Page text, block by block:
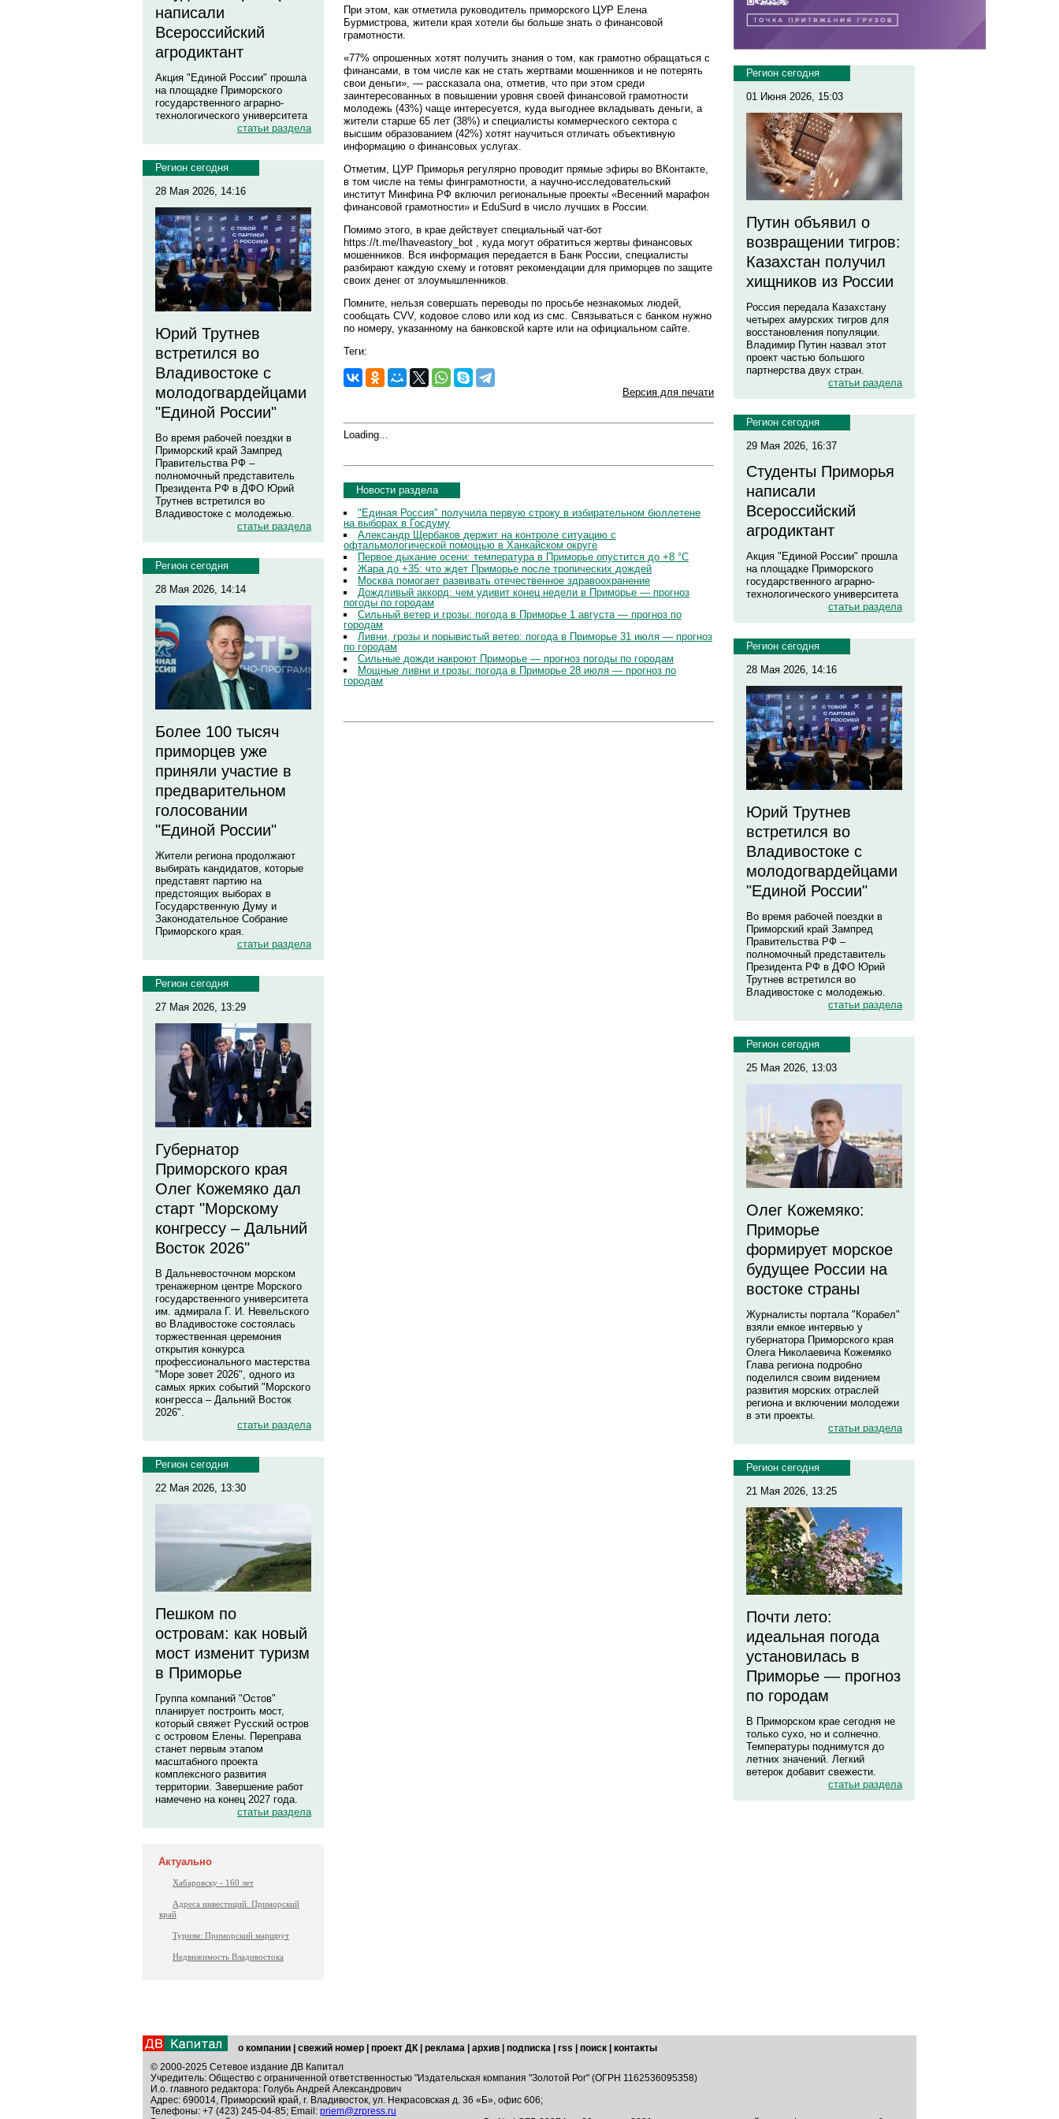
написали
Всероссийский
агродиктант
Акция "Единой России" прошла
на площадке Приморского
государственного аграрно-
технологического университета
статьи раздела
Регион сегодня
28 Мая 2026, 14:16
Юрий Трутнев
встретился во
Владивостоке с
молодогвардейцами
"Единой России"
Во время рабочей поездки в
Приморский край Зампред
Правительства РФ –
полномочный представитель
Президента РФ в ДФО Юрий
Трутнев встретился во
Владивостоке с молодежью.
статьи раздела
Регион сегодня
28 Мая 2026, 14:14
Более 100 тысяч
приморцев уже
приняли участие в
предварительном
голосовании
"Единой России"
Жители региона продолжают
выбирать кандидатов, которые
представят партию на
предстоящих выборах в
Государственную Думу и
Законодательное Собрание
Приморского края.
статьи раздела
Регион сегодня
27 Мая 2026, 13:29
Губернатор
Приморского края
Олег Кожемяко дал
старт "Морскому
конгрессу – Дальний
Восток 2026"
В Дальневосточном морском
тренажерном центре Морского
государственного университета
им. адмирала Г. И. Невельского
во Владивостоке состоялась
торжественная церемония
открытия конкурса
профессионального мастерства
"Море зовет 2026", одного из
самых ярких событий "Морского
конгресса – Дальний Восток
2026".
статьи раздела
Регион сегодня
22 Мая 2026, 13:30
Пешком по
островам: как новый
мост изменит туризм
в Приморье
Группа компаний "Остов"
планирует построить мост,
который свяжет Русский остров
с островом Елены. Переправа
станет первым этапом
масштабного проекта
комплексного развития
территории. Завершение работ
намечено на конец 2027 года.
статьи раздела
Актуально
Хабаровску - 160 лет
Адреса инвестиций. Приморский
край
Туризм: Приморский маршрут
Недвижимость Владивостока
При этом, как отметила руководитель приморского ЦУР Елена
Бурмистрова, жители края хотели бы больше знать о финансовой
грамотности.
«77% опрошенных хотят получить знания о том, как грамотно обращаться с
финансами, в том числе как не стать жертвами мошенников и не потерять
свои деньги», — рассказала она, отметив, что при этом среди
заинтересованных в повышении уровня своей финансовой грамотности
молодежь (43%) чаще интересуется, куда выгоднее вкладывать деньги, а
жители старше 65 лет (38%) и специалисты коммерческого сектора с
высшим образованием (42%) хотят научиться отличать объективную
информацию о финансовых услугах.
Отметим, ЦУР Приморья регулярно проводит прямые эфиры во ВКонтакте,
в том числе на темы финграмотности, а научно-исследовательский
институт Минфина РФ включил региональные проекты «Весенний марафон
финансовой грамотности» и EduSurd в число лучших в России.
Помимо этого, в крае действует специальный чат-бот
https://t.me/Ihaveastory_bot , куда могут обратиться жертвы финансовых
мошенников. Вся информация передается в Банк России, специалисты
разбирают каждую схему и готовят рекомендации для приморцев по защите
своих денег от злоумышленников.
Помните, нельзя совершать переводы по просьбе незнакомых людей,
сообщать CVV, кодовое слово или код из смс. Связываться с банком нужно
по номеру, указанному на банковской карте или на официальном сайте.
Теги:
Версия для печати
Loading...
Новости раздела
"Единая Россия" получила первую строку в избирательном бюллетене
на выборах в Госдуму
Александр Щербаков держит на контроле ситуацию с
офтальмологической помощью в Ханкайском округе
Первое дыхание осени: температура в Приморье опустится до +8 °C
Жара до +35: что ждет Приморье после тропических дождей
Москва помогает развивать отечественное здравоохранение
Дождливый аккорд: чем удивит конец недели в Приморье — прогноз
погоды по городам
Сильный ветер и грозы: погода в Приморье 1 августа — прогноз по
городам
Ливни, грозы и порывистый ветер: погода в Приморье 31 июля — прогноз
по городам
Сильные дожди накроют Приморье — прогноз погоды по городам
Мощные ливни и грозы: погода в Приморье 28 июля — прогноз по
городам
Регион сегодня
01 Июня 2026, 15:03
Путин объявил о
возвращении тигров:
Казахстан получил
хищников из России
Россия передала Казахстану
четырех амурских тигров для
восстановления популяции.
Владимир Путин назвал этот
проект частью большого
партнерства двух стран.
статьи раздела
Регион сегодня
29 Мая 2026, 16:37
Студенты Приморья
написали
Всероссийский
агродиктант
Акция "Единой России" прошла
на площадке Приморского
государственного аграрно-
технологического университета
статьи раздела
Регион сегодня
28 Мая 2026, 14:16
Юрий Трутнев
встретился во
Владивостоке с
молодогвардейцами
"Единой России"
Во время рабочей поездки в
Приморский край Зампред
Правительства РФ –
полномочный представитель
Президента РФ в ДФО Юрий
Трутнев встретился во
Владивостоке с молодежью.
статьи раздела
Регион сегодня
25 Мая 2026, 13:03
Олег Кожемяко:
Приморье
формирует морское
будущее России на
востоке страны
Журналисты портала "Корабел"
взяли емкое интервью у
губернатора Приморского края
Олега Николаевича Кожемяко
Глава региона подробно
поделился своим видением
развития морских отраслей
региона и включении молодежи
в эти проекты.
статьи раздела
Регион сегодня
21 Мая 2026, 13:25
Почти лето:
идеальная погода
установилась в
Приморье — прогноз
по городам
В Приморском крае сегодня не
только сухо, но и солнечно.
Температуры поднимутся до
летних значений. Легкий
ветерок добавит свежести.
статьи раздела
о компании свежий номер проект ДК реклама архив подписка rss поиск
контакты
© 2000-2025 Сетевое издание ДВ Капитал
Учредитель: Общество с ограниченной ответственностью "Издательская компания "Золотой Рог" (ОГРН 1162536095358)
И.о. главного редактора: Голубь Андрей Александрович
Адрес: 690014, Приморский край, г. Владивосток, ул. Некрасовская д. 36 «Б», офис 606;
Телефоны: +7 (423) 245-04-85; Email: priem@zrpress.ru